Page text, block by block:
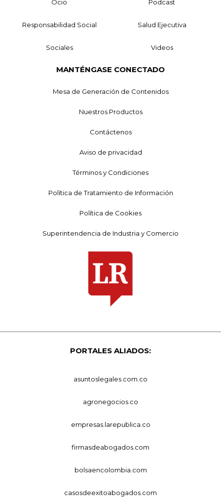
Ocio Podcast
Responsabilidad Social Salud Ejecutiva
Sociales Videos
MANTÉNGASE CONECTADO
Mesa de Generación de Contenidos
Nuestros Productos
Contáctenos
Aviso de privacidad
Términos y Condiciones
Política de Tratamiento de Información
Política de Cookies
Superintendencia de Industria y Comercio
PORTALES ALIADOS:
asuntoslegales.com.co
agronegocios.co
empresas.larepublica.co
firmasdeabogados.com
bolsaencolombia.com
casosdeexitoabogados.com